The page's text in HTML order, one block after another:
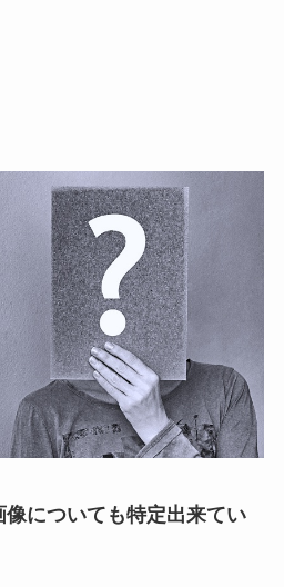
像についても特定出来てい